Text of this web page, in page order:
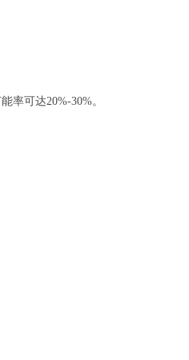
率可达20%-30%。